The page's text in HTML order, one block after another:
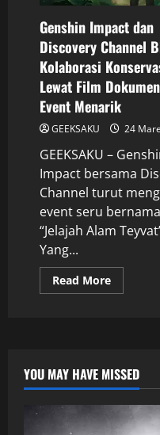
Genshin Impact dan
Discovery Channel
Kolaborasi
Lewat Film
Event Menarik
GEEKSAKU 24
GEEKSAKU –
Impact bersama
Channel turut
event seru bernama
“Jelajah Alam
Yang...
Read More
YOU MAY HAVE MISSED